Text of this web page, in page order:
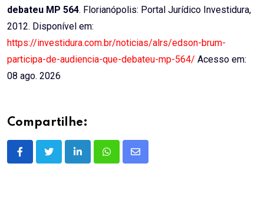
debateu MP 564. Florianópolis: Portal Jurídico Investidura,
2012. Disponível em:
https://investidura.com.br/noticias/alrs/edson-brum-
participa-de-audiencia-que-debateu-mp-564/ Acesso em:
08 ago. 2026
Compartilhe:
LinkedInWhatsappShare